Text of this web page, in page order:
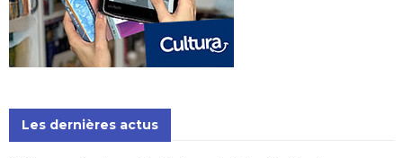
Les dernières actus